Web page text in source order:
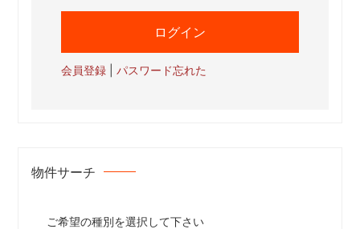
会員登録 |パスワード忘れた
物件サーチ
ご希望の種別を選択して下さい